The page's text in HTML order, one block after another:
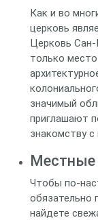
Как и во
церковь
Церковь
только
значимый
приглашают
знакомству с
Чтобы по-
обязательно
найдете